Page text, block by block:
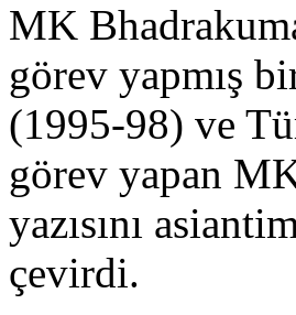
MK
görev yapmış
(1995-98) ve
görev yapan
yazısını
çevirdi.